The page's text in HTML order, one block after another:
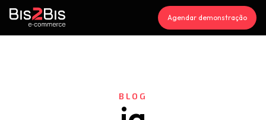
Agendar demonstração
BLOG